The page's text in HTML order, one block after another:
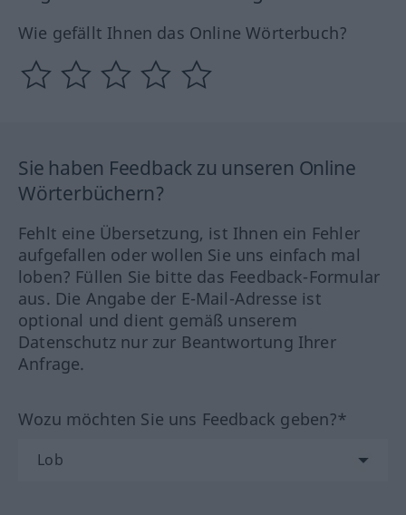
Wie gefällt Ihnen das Online Wörterbuch?
Sie haben Feedback zu unseren Online
Wörterbüchern?
Fehlt eine Übersetzung, ist Ihnen ein Fehler
aufgefallen oder wollen Sie uns einfach mal
loben? Füllen Sie bitte das Feedback-Formular
aus. Die Angabe der E-Mail-Adresse ist
optional und dient gemäß unserem
Datenschutz nur zur Beantwortung Ihrer
Anfrage.
Wozu möchten Sie uns Feedback geben?*